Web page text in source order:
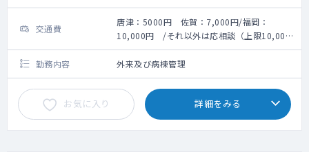
交通費
唐津：5000円 佐賀：7,000円/福岡：
10,000円 /それ以外は応相談（上限10,000
円）
勤務内容
外来及び病棟管理
お気に入り 詳細をみる